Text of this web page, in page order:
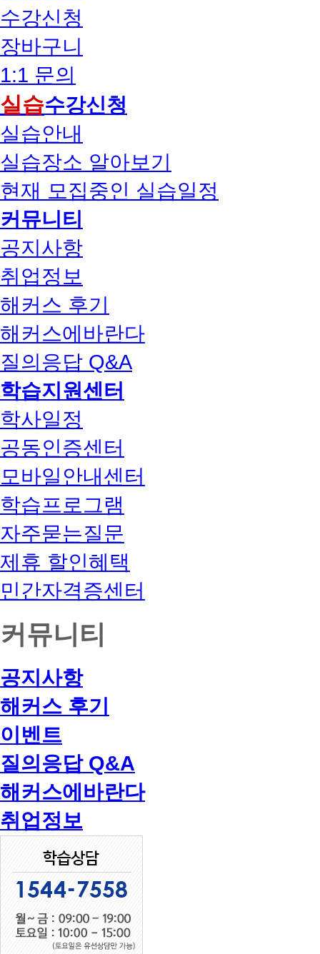
수강신청
장바구니
1:1 문의
실습수강신청
실습안내
실습장소 알아보기
현재 모집중인 실습일정
커뮤니티
공지사항
취업정보
해커스 후기
해커스에바란다
질의응답 Q&A
학습지원센터
학사일정
공동인증센터
모바일안내센터
학습프로그램
자주묻는질문
제휴 할인혜택
민간자격증센터
커뮤니티
공지사항
해커스 후기
이벤트
질의응답 Q&A
해커스에바란다
취업정보